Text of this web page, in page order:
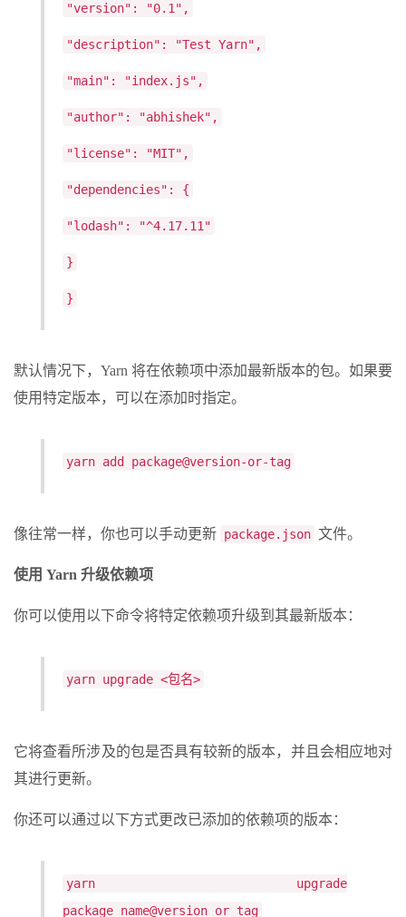
"version": "0.1",
"description": "Test Yarn",
"main": "index.js",
"author": "abhishek",
"license": "MIT",
"dependencies": {
"lodash": "^4.17.11"
}
}
默认情况下，Yarn 将在依赖项中添加最新版本的包。如果要
使用特定版本，可以在添加时指定。
yarn add package@version-or-tag
像往常一样，你也可以手动更新 package.json 文件。
使用 Yarn 升级依赖项
你可以使用以下命令将特定依赖项升级到其最新版本：
yarn upgrade <包名>
它将查看所​​涉及的包是否具有较新的版本，并且会相应地对
其进行更新。
你还可以通过以下方式更改已添加的依赖项的版本：
yarn upgrade
package_name@version_or_tag